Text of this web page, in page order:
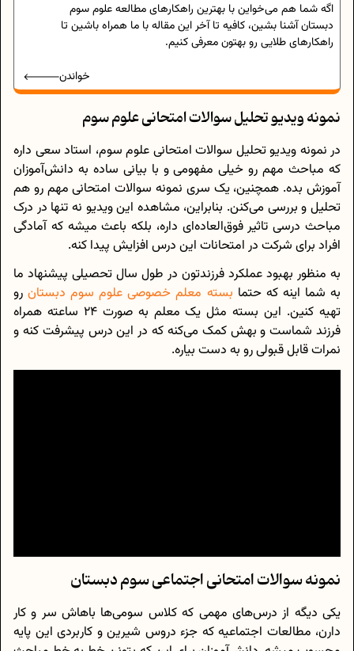
اگه شما هم می‌خواین با بهترین راهکارهای مطالعه علوم سوم
دبستان آشنا بشین، کافیه تا آخر این مقاله با ما همراه باشین تا
راهکارهای طلایی رو بهتون معرفی کنیم.
خواندن
نمونه ویدیو تحلیل سوالات امتحانی علوم سوم
در نمونه ویدیو تحلیل سوالات امتحانی علوم سوم، استاد سعی داره
که مباحث مهم رو خیلی مفهومی و با بیانی ساده به دانش‌آموزان
آموزش بده. همچنین، یک سری نمونه سوالات امتحانی مهم رو هم
تحلیل و بررسی می‌کنن. بنابراین، مشاهده این ویدیو نه تنها در درک
مباحث درسی تاثیر فوق‌العاده‌ای داره، بلکه باعث میشه که آمادگی
افراد برای شرکت در امتحانات این درس افزایش پیدا کنه.
به منظور بهبود عملکرد فرزندتون در طول سال تحصیلی پیشنهاد ما
به شما اینه که حتما بسته معلم خصوصی علوم سوم دبستانرو
تهیه کنین. این بسته مثل یک معلم به صورت 24 ساعته همراه
فرزند شماست و بهش کمک می‌کنه که در این درس پیشرفت کنه و
نمرات قابل قبولی رو به دست بیاره.
نمونه سوالات امتحانی اجتماعی سوم دبستان
یکی دیگه از درس‌های مهمی که کلاس سومی‌ها باهاش سر و کار
دارن، مطالعات اجتماعیه که جزء دروس شیرین و کاربردی این پایه